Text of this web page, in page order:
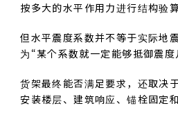
按多大的水平作用力进行结构验算
但水平震度系数并不等于实际地
为“某个系数就一定能够抵御震度
货架最终能否满足要求，还取决
安装楼层、建筑响应、锚栓固定